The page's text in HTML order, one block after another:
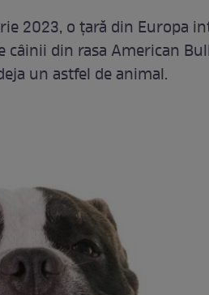
2023, o țară din Europa
câinii din rasa American
un astfel de animal.